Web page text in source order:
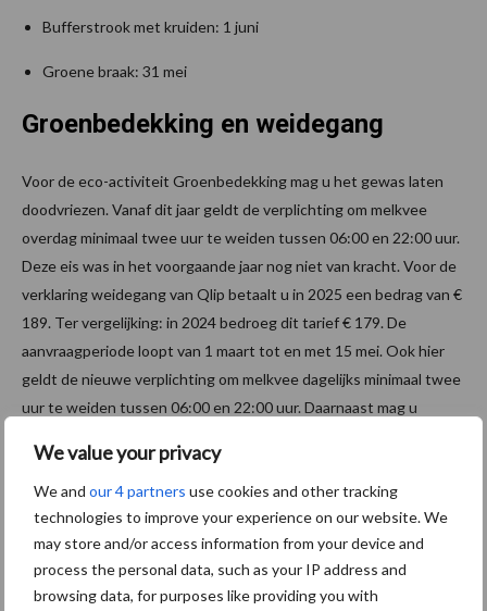
We value your privacy
We and our 4 partners use cookies and other tracking
technologies to improve your experience on our website. We
may store and/or access information from your device and
process the personal data, such as your IP address and
browsing data, for purposes like providing you with
Bufferstrook met kruiden: 1 juni
Groene braak: 31 mei
Groenbedekking en weidegang
Voor de eco-activiteit Groenbedekking mag u het gewas laten
doodvriezen. Vanaf dit jaar geldt de verplichting om melkvee
overdag minimaal twee uur te weiden tussen 06:00 en 22:00 uur.
Deze eis was in het voorgaande jaar nog niet van kracht. Voor de
verklaring weidegang van Qlip betaalt u in 2025 een bedrag van €
189. Ter vergelijking: in 2024 bedroeg dit tarief € 179. De
aanvraagperiode loopt van 1 maart tot en met 15 mei. Ook hier
geldt de nieuwe verplichting om melkvee dagelijks minimaal twee
uur te weiden tussen 06:00 en 22:00 uur. Daarnaast mag u
huiskavel houden, waar dit in 2024 nog beperkt was tot 2,5
koeien per hectare. De kosten voor de verklaring weidegang van
Qlip bedragen in 2025 eveneens € 189, een stijging ten opzichte
van de € 179 in 2024. De aanvraag is mogelijk tussen 1 maart en
15 mei.